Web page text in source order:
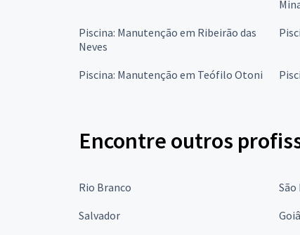
Piscina: Manutenção em Ribeirão das
Neves
Piscina: Manutenção em Teófilo Otoni
Encontre outros
Rio Branco São
Salvador